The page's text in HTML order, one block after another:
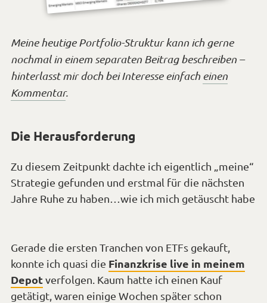
Meine heutige Portfolio-Struktur kann ich gerne
nochmal in einem separaten Beitrag beschreiben –
hinterlasst mir doch bei Interesse einfach einen
Kommentar.
Die Herausforderung
Zu diesem Zeitpunkt dachte ich eigentlich „meine“
Strategie gefunden und erstmal für die nächsten
Jahre Ruhe zu haben…wie ich mich getäuscht habe
überrascht*
Gerade die ersten Tranchen von ETFs gekauft,
konnte ich quasi die Finanzkrise live in meinem
Depotverfolgen. Kaum hatte ich einen Kauf
getätigt, waren einige Wochen später schon